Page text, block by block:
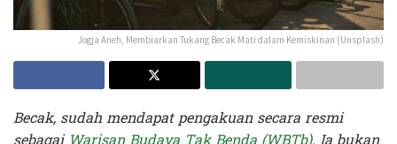
Jogja Aneh, Membiarkan Tukang Becak Mati dalam Kemiskinan (Unsplash)
Becak, sudah mendapat pengakuan secara resmi